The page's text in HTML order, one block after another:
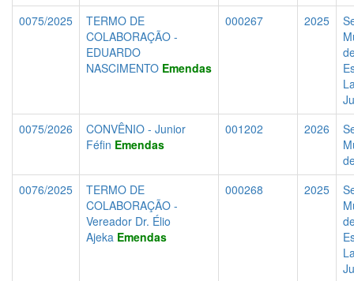
0075/2025
TERMO DE
COLABORAÇÃO -
EDUARDO
NASCIMENTO Emendas
000267 2025
0075/2026
CONVÊNIO - Junior
Féfin Emendas
001202 2026
0076/2025
TERMO DE
COLABORAÇÃO -
Vereador Dr. Élio
Ajeka Emendas
000268 2025